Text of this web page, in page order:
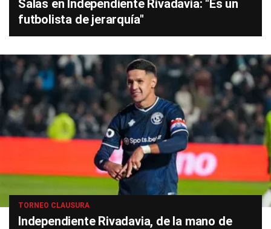
Salas en Independiente Rivadavia: "Es un
futbolista de jerarquía"
TORNEO CLAUSURA
Independiente Rivadavia, de la mano de